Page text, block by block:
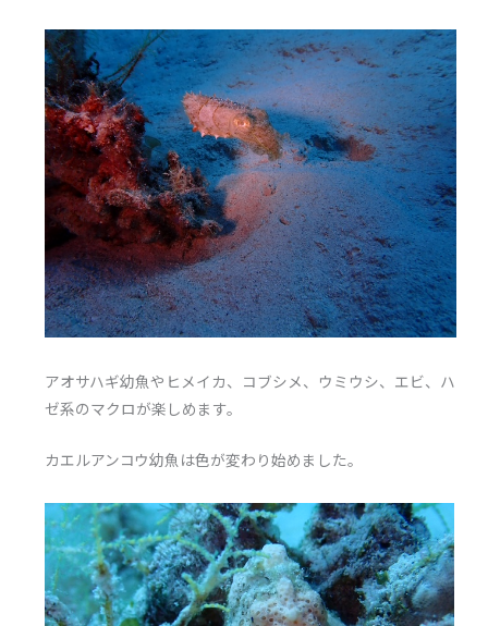
アオサハギ幼魚やヒメイカ、コブシメ、ウミウシ、エビ、ハ
ゼ系のマクロが楽しめます。
カエルアンコウ幼魚は色が変わり始めました。